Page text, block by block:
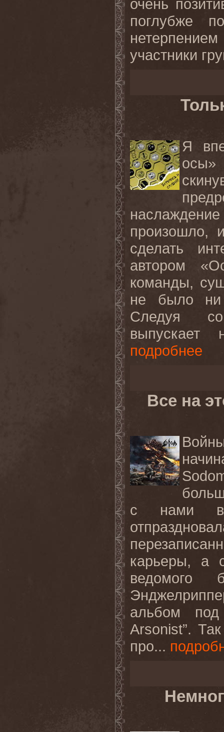
очень
поглубже
участники
Я
произошло,
сделать
автором
команды,
не было ни
Следуя
выпускает
подробнее
Все на
с нами
карьеры, а
ведомого
альбом
Arsonist”.
про...